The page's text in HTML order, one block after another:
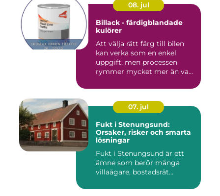
08. jul
Billack - färdigblandade
kulörer
Att välja rätt färg till bilen
kan verka som en enkel
uppgift, men processen
rymmer mycket mer än va...
07. jul
Fukt i Stenungsund:
Orsaker, risker och smarta
lösningar
Fukt i Stenungsund är ett
ämne som berör många
villaägare, bostadsrät...